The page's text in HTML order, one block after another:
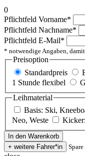
0
Pflichtfeld Vorname*
Pflichtfeld Nachname*
Pflichtfeld E-Mail*
* notwendige Angaben,
Preisoption
Standardpreis
1 Stunde flexibel
Leihmaterial
Basis: Ski,
Neo, Weste